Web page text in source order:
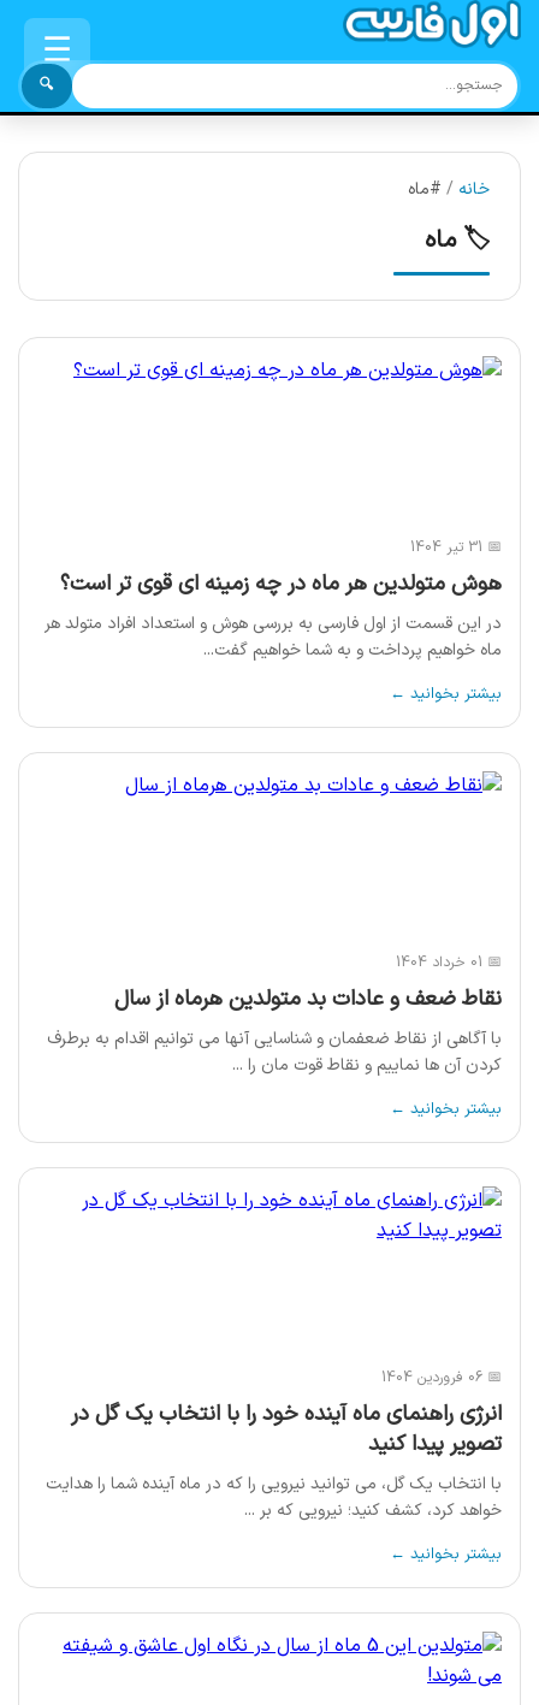
☰
🔍
خانه / #ماه
🏷️ ماه
📅 31 تیر 1404
هوش متولدین هر ماه در چه زمینه ای قوی تر است؟
در این قسمت از اول فارسی به بررسی هوش و استعداد افراد متولد هر
ماه خواهیم پرداخت و به شما خواهیم گفت...
بیشتر بخوانید ←
📅 01 خرداد 1404
نقاط ضعف و عادات بد متولدین هرماه از سال
با آگاهی از نقاط ضعفمان و شناسایی آنها می توانیم اقدام به برطرف
کردن آن ها نماییم و نقاط قوت مان را ...
بیشتر بخوانید ←
📅 06 فروردین 1404
انرژی راهنمای ماه آینده خود را با انتخاب یک گل در
تصویر پیدا کنید
با انتخاب یک گل، می توانید نیرویی را که در ماه آینده شما را هدایت
خواهد کرد، کشف کنید؛ نیرویی که بر ...
بیشتر بخوانید ←